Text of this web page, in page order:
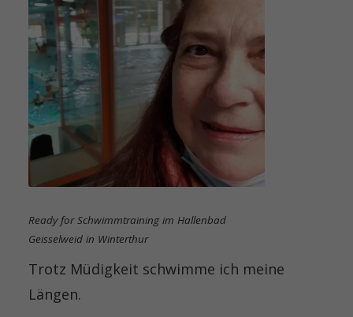
Ready for Schwimmtraining im Hallenbad
Geisselweid in Winterthur
Trotz Müdigkeit schwimme ich meine
Längen.